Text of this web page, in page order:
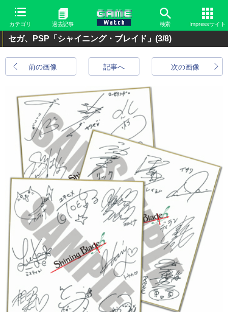
カテゴリ 過去記事 検索 Impressサイト
セガ、PSP「シャイニング・ブレイド」 (3/8)
前の画像 次の画像
記事へ